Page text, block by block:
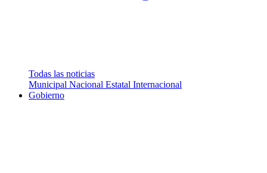
Todas las noticias
Municipal Nacional Estatal Internacional
Gobierno